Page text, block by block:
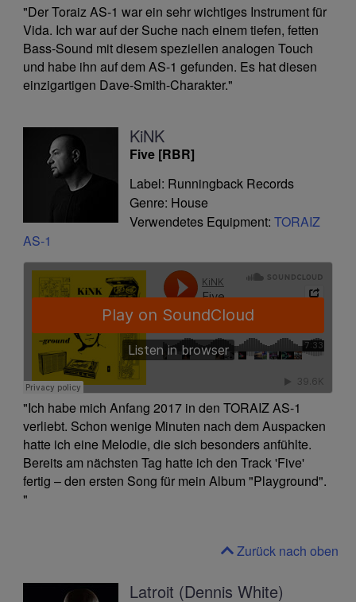
"Der Toraiz AS-1 war ein sehr wichtiges Instrument für
Vida. Ich war auf der Suche nach einem tiefen, fetten
Bass-Sound mit diesem speziellen analogen Touch
und habe ihn auf dem AS-1 gefunden. Es hat diesen
einzigartigen Dave-Smith-Charakter."
KiNK
Five [RBR]
Label: Runningback Records
Genre: House
Verwendetes Equipment: TORAIZ
AS-1
"Ich habe mich Anfang 2017 in den TORAIZ AS-1
verliebt. Schon wenige Minuten nach dem Auspacken
hatte ich eine Melodie, die sich besonders anfühlte.
Bereits am nächsten Tag hatte ich den Track 'Five'
fertig – den ersten Song für mein Album "Playground".
"
Zurück nach oben
Latroit (Dennis White)